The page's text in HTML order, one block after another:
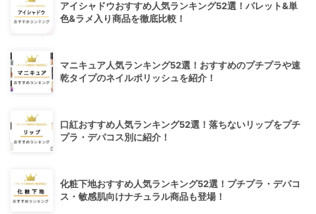
アイシャドウおすすめ人気ランキング52選！パレット&単
色&ラメ入り商品を徹底比較！
マニキュア人気ランキング52選！おすすめのプチプラや速
乾タイプのネイルポリッシュを紹介！
口紅おすすめ人気ランキング52選！落ちないリップをプチ
プラ・デパコス別に紹介！
化粧下地おすすめ人気ランキング52選！プチプラ・デパコ
ス・敏感肌向けナチュラル商品も登場！